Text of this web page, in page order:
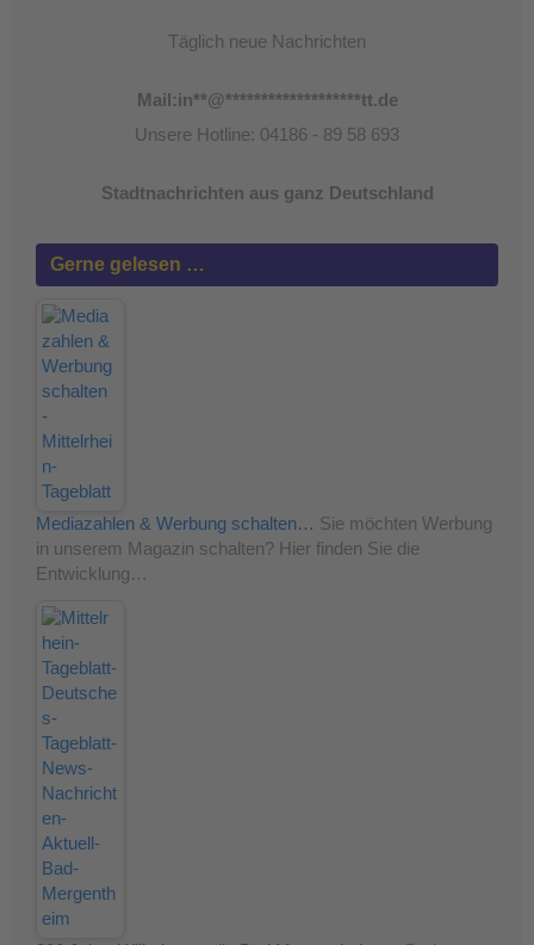
Täglich neue Nachrichten
Mail:in**@*******************tt.de
Unsere Hotline: 04186 - 89 58 693
Stadtnachrichten aus ganz Deutschland
Gerne gelesen …
Mediazahlen & Werbung schalten… Sie möchten Werbung
in unserem Magazin schalten? Hier finden Sie die
Entwicklung…